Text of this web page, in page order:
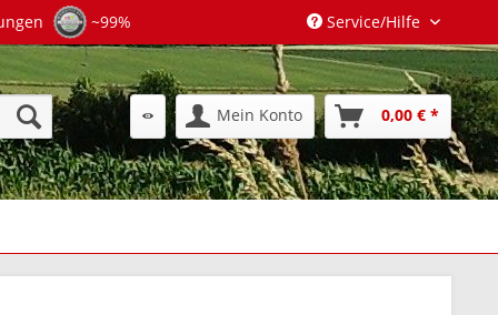
~99% Service/Hilfe
Mein Konto 0,00 € *